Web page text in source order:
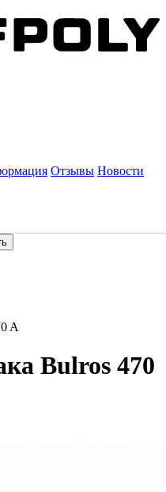
Отзывы Новости
A
Bulros 470